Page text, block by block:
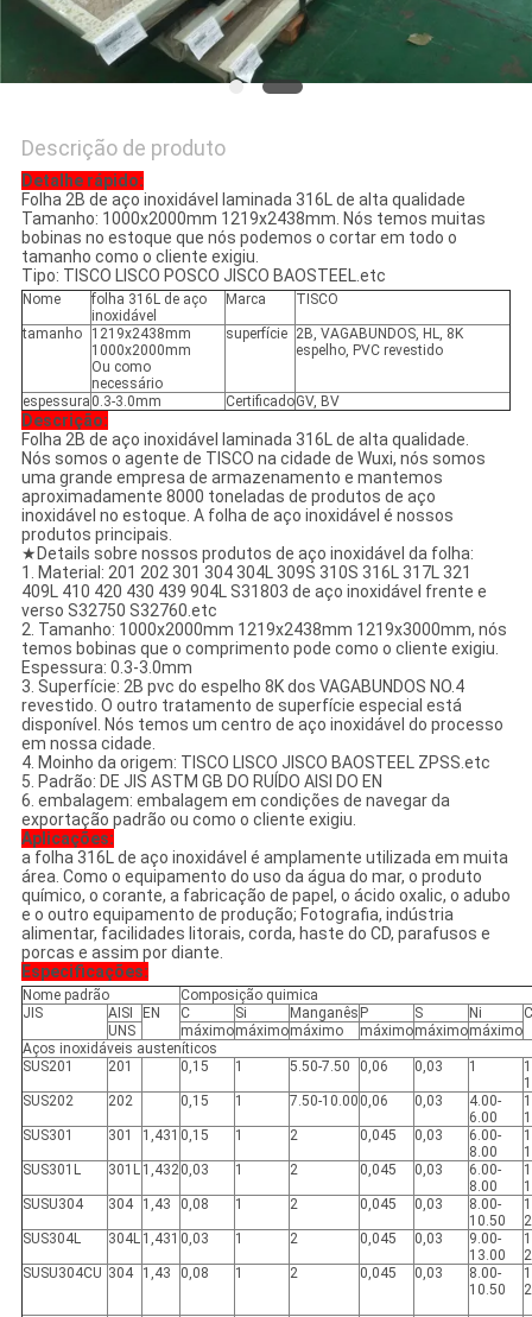
Descrição de produto
Detalhe rápido:
Folha 2B de aço inoxidável laminada 316L de alta qualidade
Tamanho: 1000x2000mm 1219x2438mm. Nós temos muitas
bobinas no estoque que nós podemos o cortar em todo o
tamanho como o cliente exigiu.
Tipo: TISCO LISCO POSCO JISCO BAOSTEEL.etc
Nome
folha 316L de aço
inoxidável
Marca TISCO
tamanho
1219x2438mm
1000x2000mm
Ou como
necessário
superfície 2B, VAGABUNDOS, HL, 8K
espelho, PVC revestido
espessura 0.3-3.0mm CertificadoGV, BV
Descrição:
Folha 2B de aço inoxidável laminada 316L de alta qualidade.
Nós somos o agente de TISCO na cidade de Wuxi, nós somos
uma grande empresa de armazenamento e mantemos
aproximadamente 8000 toneladas de produtos de aço
inoxidável no estoque. A folha de aço inoxidável é nossos
produtos principais.
★Details sobre nossos produtos de aço inoxidável da folha:
1. Material: 201 202 301 304 304L 309S 310S 316L 317L 321
409L 410 420 430 439 904L S31803 de aço inoxidável frente e
verso S32750 S32760.etc
2. Tamanho: 1000x2000mm 1219x2438mm 1219x3000mm, nós
temos bobinas que o comprimento pode como o cliente exigiu.
Espessura: 0.3-3.0mm
3. Superfície: 2B pvc do espelho 8K dos VAGABUNDOS NO.4
revestido. O outro tratamento de superfície especial está
disponível. Nós temos um centro de aço inoxidável do processo
em nossa cidade.
4. Moinho da origem: TISCO LISCO JISCO BAOSTEEL ZPSS.etc
5. Padrão: DE JIS ASTM GB DO RUÍDO AISI DO EN
6. embalagem: embalagem em condições de navegar da
exportação padrão ou como o cliente exigiu.
Aplicações:
a folha 316L de aço inoxidável é amplamente utilizada em muita
área. Como o equipamento do uso da água do mar, o produto
químico, o corante, a fabricação de papel, o ácido oxalic, o adubo
e o outro equipamento de produção; Fotografia, indústria
alimentar, facilidades litorais, corda, haste do CD, parafusos e
porcas e assim por diante.
Especificações:
Nome padrão
Composição quimica
JIS
AISI EN C Si Manganês P S Ni
UNS
máximomáximomáximo máximomáximomáximo
Aços inoxidáveis austeníticos
SUS201
201 0,15 1 5.50-7.50 0,06 0,03 1
SUS202
202 0,15 1 7.50-10.00 0,06 0,03
4.00-
6.00
SUS301
301 1,431 0,15 1 2 0,045 0,03
6.00-
8.00
SUS301L
301L 1,4320,03 1 2 0,045 0,03
6.00-
8.00
SUSU304
304 1,43 0,08 1 2 0,045 0,03
8.00-
10.50
SUS304L
304L 1,431 0,03 1 2 0,045 0,03
9.00-
13.00
SUSU304CU 304 1,43 0,08 1 2 0,045 0,03
8.00-
10.50